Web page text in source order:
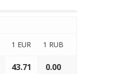
1 EUR 1 RUB
43.71 0.00